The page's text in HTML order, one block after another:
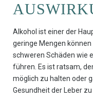
Alkohol ist einer der
geringe Mengen
schweren Schäden wie
führen. Es ist ratsam,
möglich zu halten oder
Gesundheit der Leber